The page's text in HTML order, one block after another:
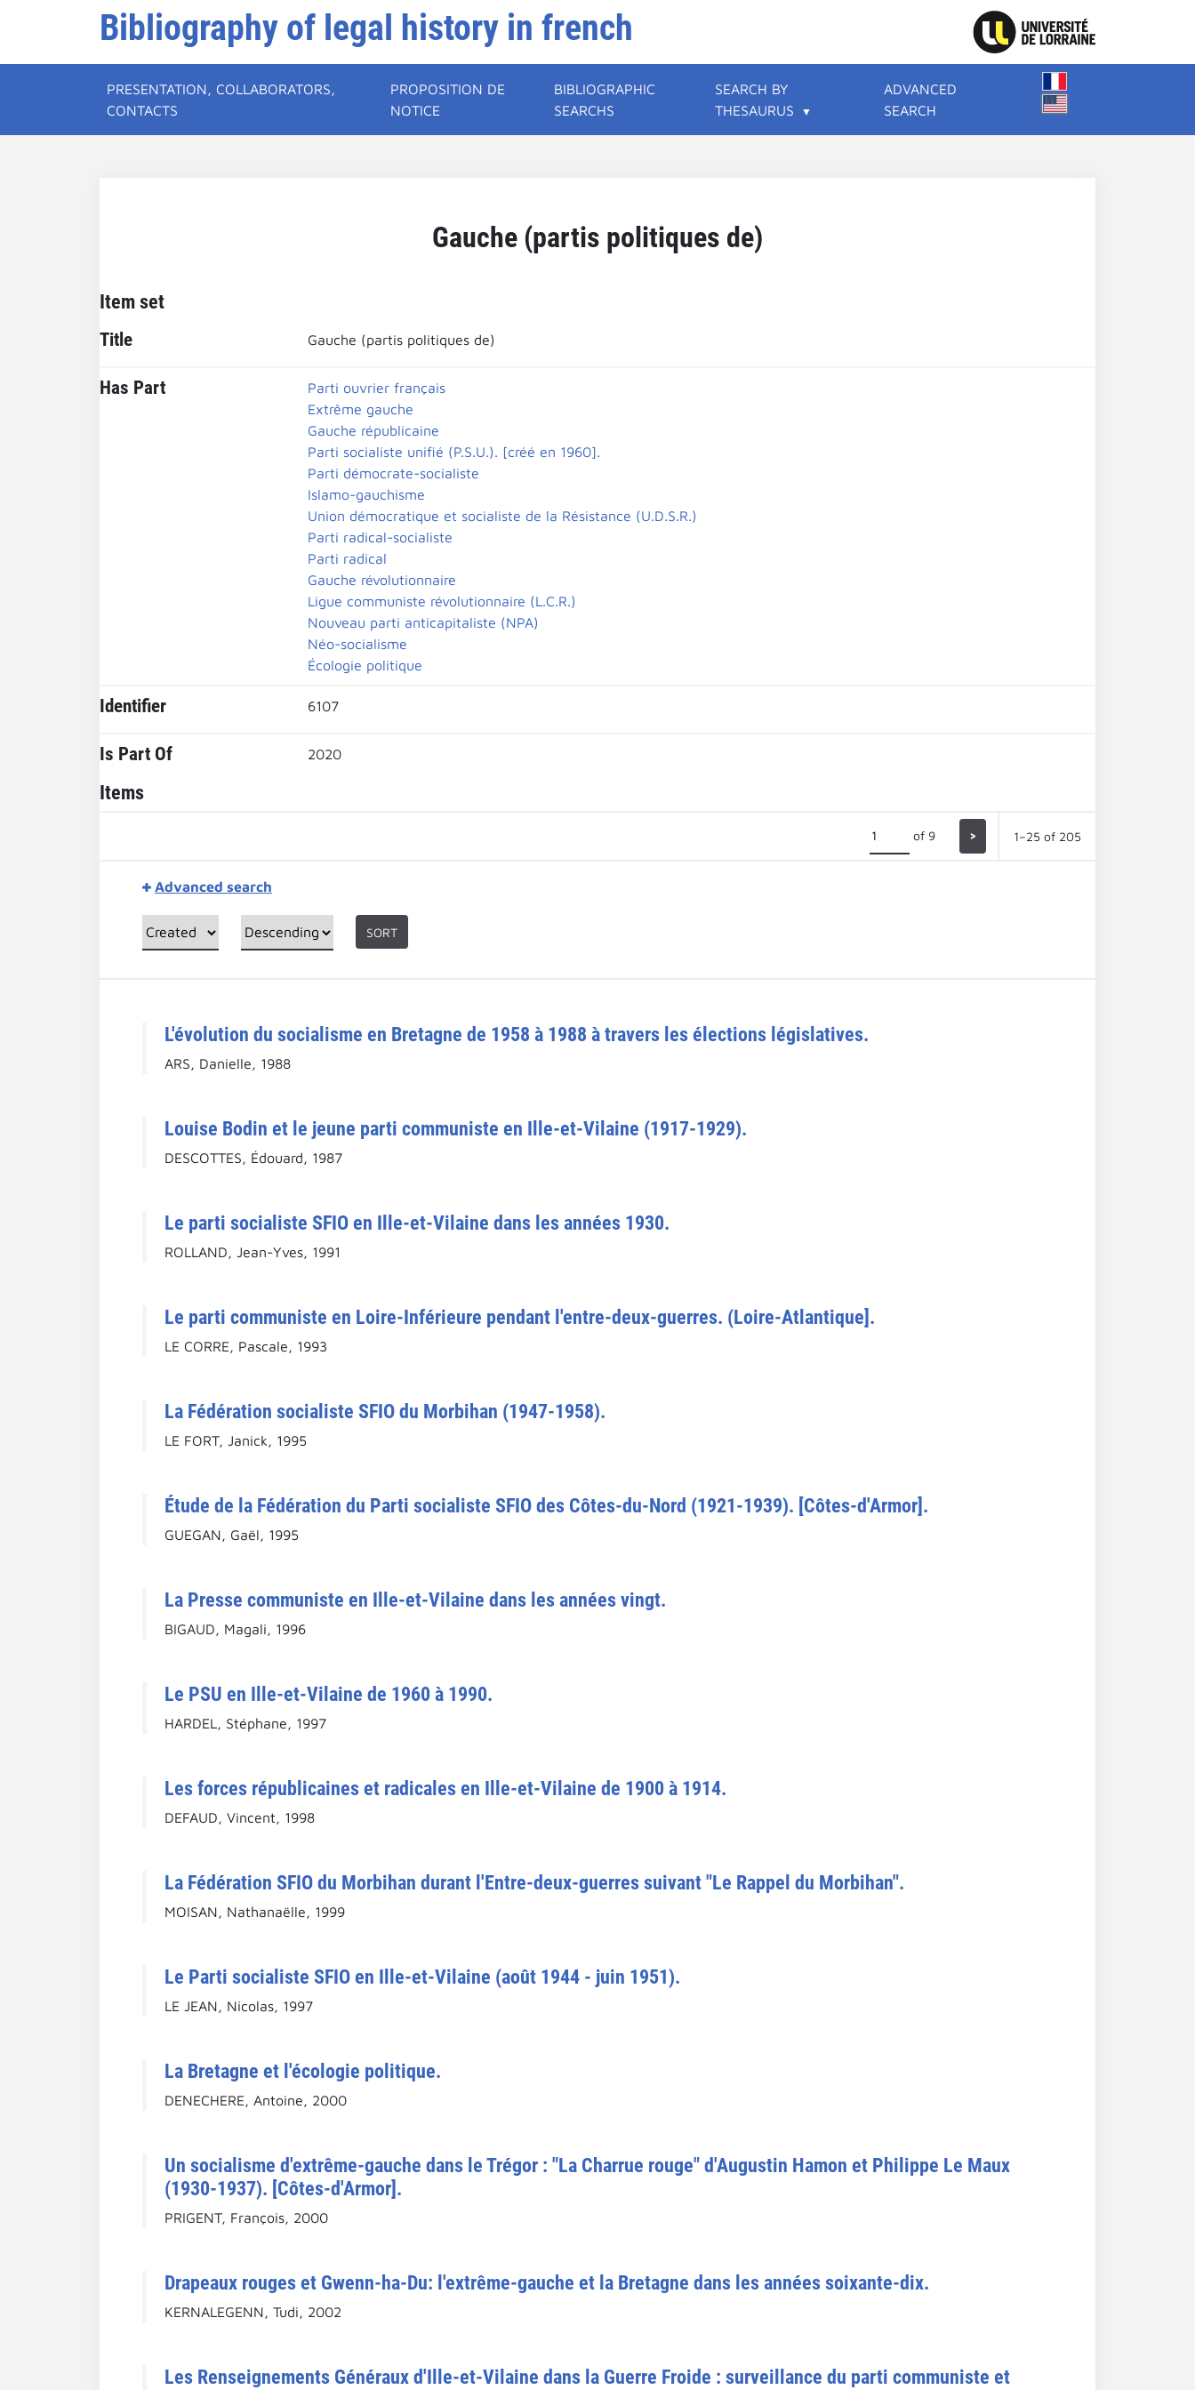
Bibliography of legal history in french
PRESENTATION, COLLABORATORS,
CONTACTS
PROPOSITION DE
NOTICE
BIBLIOGRAPHIC
SEARCHS
SEARCH BY
THESAURUS
ADVANCED
SEARCH
Gauche (partis politiques de)
Item set
Title Gauche (partis politiques de)
Has Part
Parti ouvrier français
Extrême gauche
Gauche républicaine
Parti socialiste unifié (P.S.U.). [créé en 1960].
Parti démocrate-socialiste
Islamo-gauchisme
Union démocratique et socialiste de la Résistance (U.D.S.R.)
Parti radical-socialiste
Parti radical
Gauche révolutionnaire
Ligue communiste révolutionnaire (L.C.R.)
Nouveau parti anticapitaliste (NPA)
Néo-socialisme
Écologie politique
Identifier 6107
Is Part Of 2020
Items
of 9 > 1–25 of 205
Advanced search
SORT
L'évolution du socialisme en Bretagne de 1958 à 1988 à travers les élections législatives.
ARS, Danielle, 1988
Louise Bodin et le jeune parti communiste en Ille-et-Vilaine (1917-1929).
DESCOTTES, Édouard, 1987
Le parti socialiste SFIO en Ille-et-Vilaine dans les années 1930.
ROLLAND, Jean-Yves, 1991
Le parti communiste en Loire-Inférieure pendant l'entre-deux-guerres. (Loire-Atlantique].
LE CORRE, Pascale, 1993
La Fédération socialiste SFIO du Morbihan (1947-1958).
LE FORT, Janick, 1995
Étude de la Fédération du Parti socialiste SFIO des Côtes-du-Nord (1921-1939). [Côtes-d'Armor].
GUEGAN, Gaël, 1995
La Presse communiste en Ille-et-Vilaine dans les années vingt.
BIGAUD, Magali, 1996
Le PSU en Ille-et-Vilaine de 1960 à 1990.
HARDEL, Stéphane, 1997
Les forces républicaines et radicales en Ille-et-Vilaine de 1900 à 1914.
DEFAUD, Vincent, 1998
La Fédération SFIO du Morbihan durant l'Entre-deux-guerres suivant "Le Rappel du Morbihan".
MOISAN, Nathanaëlle, 1999
Le Parti socialiste SFIO en Ille-et-Vilaine (août 1944 - juin 1951).
LE JEAN, Nicolas, 1997
La Bretagne et l'écologie politique.
DENECHERE, Antoine, 2000
Un socialisme d'extrême-gauche dans le Trégor : "La Charrue rouge" d'Augustin Hamon et Philippe Le Maux
(1930-1937). [Côtes-d'Armor].
PRIGENT, François, 2000
Drapeaux rouges et Gwenn-ha-Du: l'extrême-gauche et la Bretagne dans les années soixante-dix.
KERNALEGENN, Tudi, 2002
Les Renseignements Généraux d'Ille-et-Vilaine dans la Guerre Froide : surveillance du parti communiste et